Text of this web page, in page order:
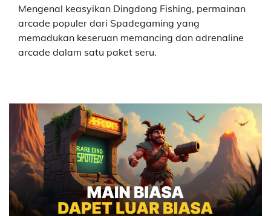
Mengenal keasyikan Dingdong Fishing, permainan
arcade populer dari Spadegaming yang
memadukan keseruan memancing dan adrenaline
arcade dalam satu paket seru.